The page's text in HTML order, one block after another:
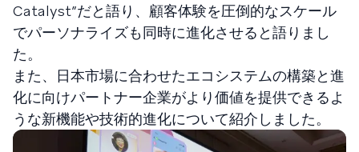
Catalyst”だと語り、顧客体験を圧倒的なスケール
でパーソナライズも同時に進化させると語りまし
た。
また、日本市場に合わせたエコシステムの構築と進
化に向けパートナー企業がより価値を提供できるよ
うな新機能や技術的進化について紹介しました。